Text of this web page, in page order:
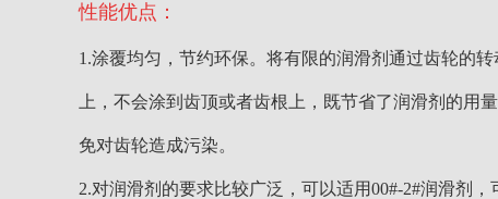
性能优点：
1.涂覆均匀，节约环保。将有限的润滑剂通过齿轮的
上，不会涂到齿顶或者齿根上，既节省了润滑剂的用
免对齿轮造成污染。
2.对润滑剂的要求比较广泛，可以适用00#-2#润滑剂